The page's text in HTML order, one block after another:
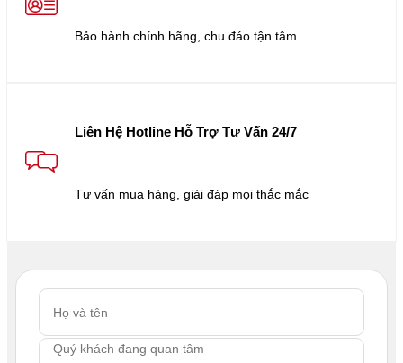
Bảo hành chính hãng, chu đáo tận tâm
Liên Hệ Hotline Hỗ Trợ Tư Vấn 24/7
Tư vấn mua hàng, giải đáp mọi thắc mắc